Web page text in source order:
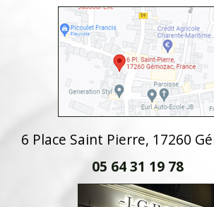
6 Place Saint Pierre, 17260
05 64 31 19 78